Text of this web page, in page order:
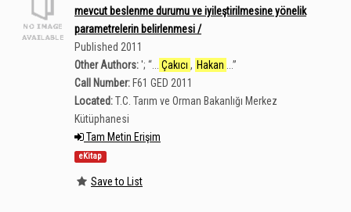
mevcut beslenme durumu ve iyileştirilmesine yönelik
parametrelerin belirlenmesi /
Published 2011
Other Authors:'; “ Çakıcı , Hakan ...”
Call Number: F61 GED 2011
Located:T.C. Tarım ve Orman Bakanlığı Merkez
Kütüphanesi
Tam Metin Erişim
eKitap
Save to List